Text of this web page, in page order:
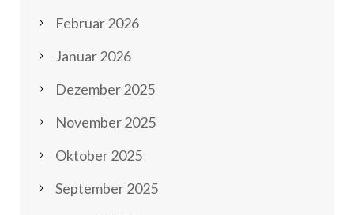
Februar 2026
Januar 2026
Dezember 2025
November 2025
Oktober 2025
September 2025